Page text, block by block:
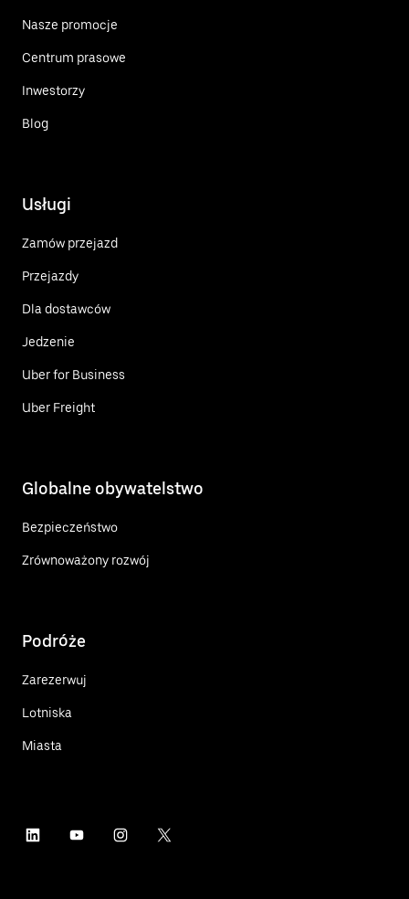
Nasze promocje
Centrum prasowe
Inwestorzy
Blog
Usługi
Zamów przejazd
Przejazdy
Dla dostawców
Jedzenie
Uber for Business
Uber Freight
Globalne obywatelstwo
Bezpieczeństwo
Zrównoważony rozwój
Podróże
Zarezerwuj
Lotniska
Miasta